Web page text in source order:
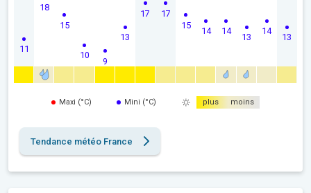
11
18
15
10
9
13
17 17
15
14 14
13
14
13
Maxi (°C) Mini (°C) plus moins
Tendance météo France